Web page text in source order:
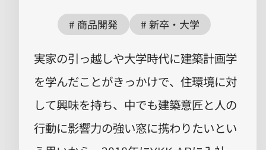
商品開発 新卒・大学
実家の引っ越しや大学時代に建築計画学
を学んだことがきっかけで、住環境に対
して興味を持ち、中でも建築意匠と人の
行動に影響力の強い窓に携わりたいとい